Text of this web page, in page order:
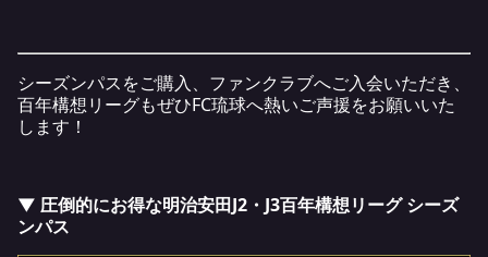
シーズンパスをご購入、ファンクラブへご入会いただき、
百年構想リーグもぜひFC琉球へ熱いご声援をお願いいた
します！
▼ 圧倒的にお得な明治安田J2・J3百年構想リーグ シーズ
ンパス